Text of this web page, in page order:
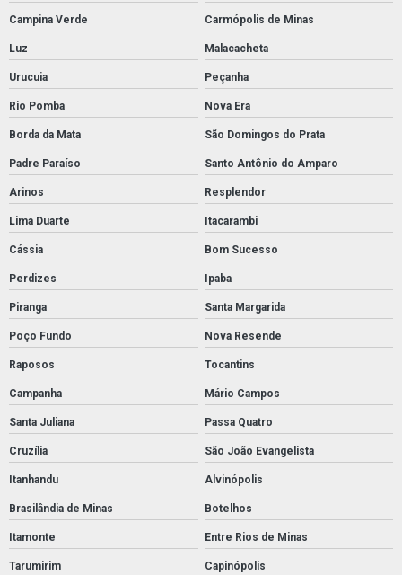
Campina Verde Carmópolis de Minas
Luz Malacacheta
Urucuia Peçanha
Rio Pomba Nova Era
Borda da Mata São Domingos do Prata
Padre Paraíso Santo Antônio do Amparo
Arinos Resplendor
Lima Duarte Itacarambi
Cássia Bom Sucesso
Perdizes Ipaba
Piranga Santa Margarida
Poço Fundo Nova Resende
Raposos Tocantins
Campanha Mário Campos
Santa Juliana Passa Quatro
Cruzília São João Evangelista
Itanhandu Alvinópolis
Brasilândia de Minas Botelhos
Itamonte Entre Rios de Minas
Tarumirim Capinópolis